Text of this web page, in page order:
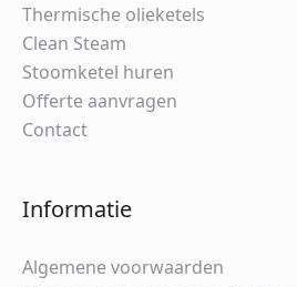
Thermische olieketels
Clean Steam
Stoomketel huren
Offerte aanvragen
Contact
Informatie
Algemene voorwaarden